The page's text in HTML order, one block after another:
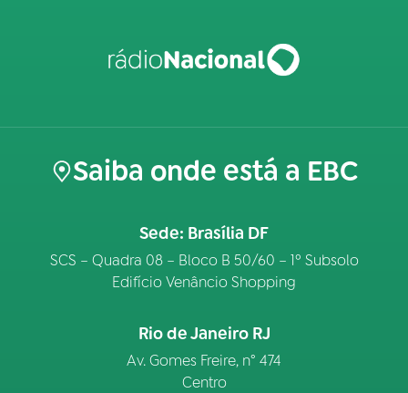
Saiba onde está a EBC
Sede: Brasília DF
SCS – Quadra 08 – Bloco B 50/60 – 1º Subsolo
Edifício Venâncio Shopping
Rio de Janeiro RJ
Av. Gomes Freire, n° 474
Centro